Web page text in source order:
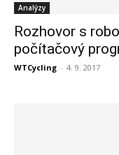
Analýzy
Rozhovor s
počítačový
WTCycling - 4. 9. 2017